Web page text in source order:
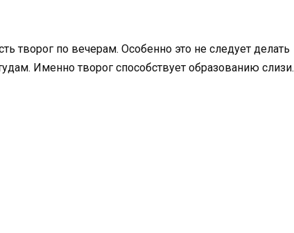
творог по вечерам. Особенно это не следует делать
Именно творог способствует образованию слизи.